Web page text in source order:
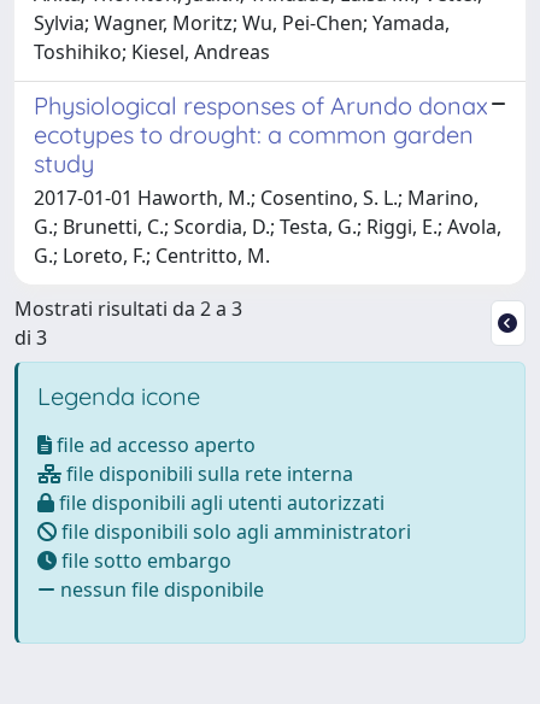
Sylvia; Wagner, Moritz; Wu, Pei-Chen; Yamada,
Toshihiko; Kiesel, Andreas
Physiological responses of Arundo donax
ecotypes to drought: a common garden
study
2017-01-01 Haworth, M.; Cosentino, S. L.; Marino,
G.; Brunetti, C.; Scordia, D.; Testa, G.; Riggi, E.; Avola,
G.; Loreto, F.; Centritto, M.
Mostrati risultati da 2 a 3
di 3
Legenda icone
file ad accesso aperto
file disponibili sulla rete interna
file disponibili agli utenti autorizzati
file disponibili solo agli amministratori
file sotto embargo
nessun file disponibile